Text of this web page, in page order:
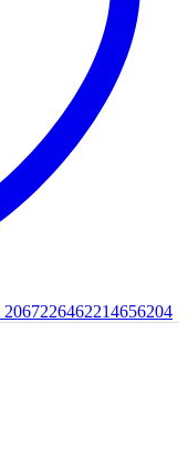
2067226462214656204